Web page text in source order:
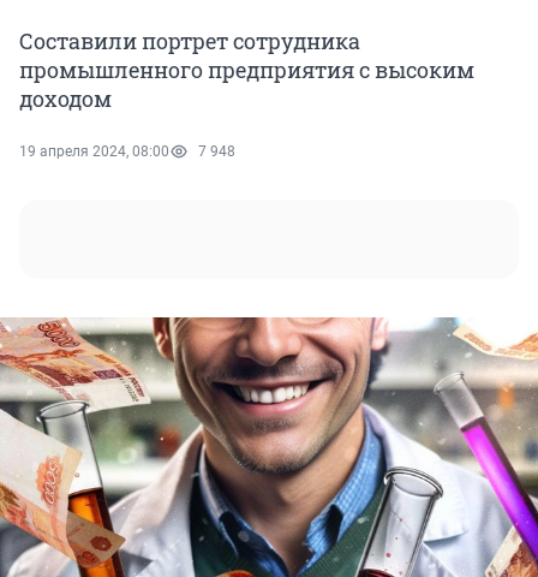
Составили портрет сотрудника
промышленного предприятия с высоким
доходом
19 апреля 2024, 08:00 7 948